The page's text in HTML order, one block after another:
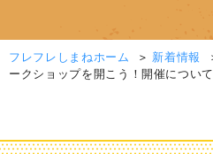
フレフレしまねホーム 新着情報
ークショップを開こう！開催について